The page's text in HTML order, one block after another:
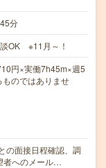
分
OK ※11月～！
円×実働7h45m×週5
のではありませ
の面接日程確認、調
者へのメール…